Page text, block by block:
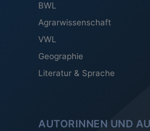
BWL
Agrarwissenschaft
VWL
Geographie
Literatur & Sprache
AUTORINNEN UND